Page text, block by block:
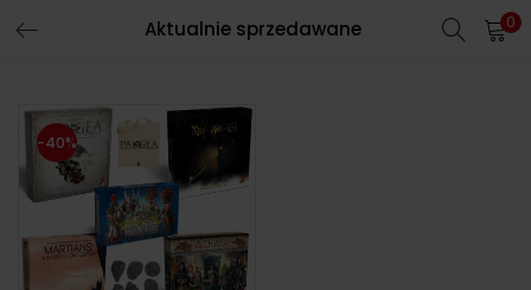
Aktualnie sprzedawane 0
-40%